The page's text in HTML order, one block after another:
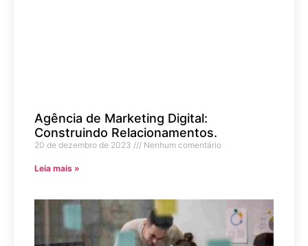
Agência de Marketing Digital:
Construindo Relacionamentos.
20 de dezembro de 2023 Nenhum comentário
Leia mais »